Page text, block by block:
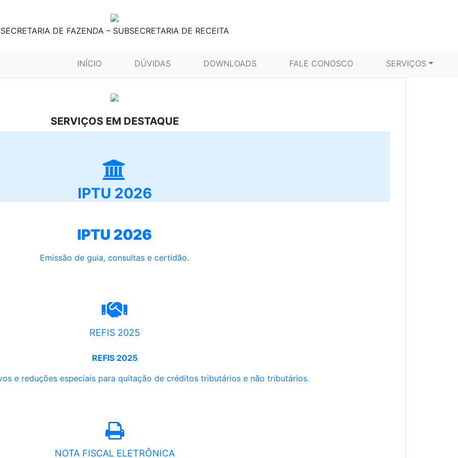
SECRETARIA DE FAZENDA – SUBSECRETARIA DE RECEITA
INÍCIO (CURRENT)DÚVIDAS DOWNLOADS FALE CONOSCO SERVIÇOS
SERVIÇOS EM DESTAQUE
IPTU 2026
IPTU 2026
Emissão de guia, consultas e certidão.
REFIS 2025
REFIS 2025
e reduções especiais para quitação de créditos tributários e não tributários.
NOTA FISCAL ELETRÔNICA